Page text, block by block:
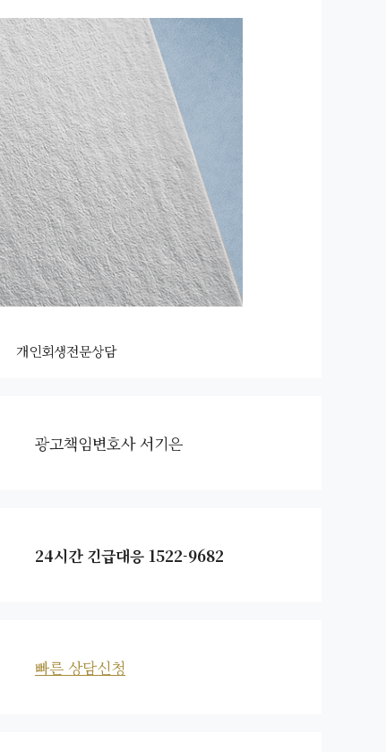
개인회생전문상담
광고책임변호사 서기은
24시간 긴급대응 1522-9682
빠른 상담신청